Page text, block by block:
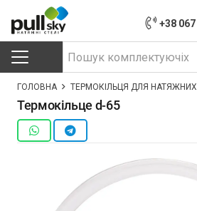
+38
ГОЛОВНА ТЕРМОКІЛЬЦЯ ДЛЯ
Термокільце d-65